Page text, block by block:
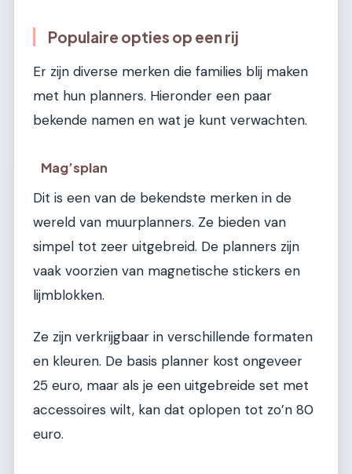
Populaire opties op een rij
Er zijn diverse merken die families blij maken
met hun planners. Hieronder een paar
bekende namen en wat je kunt verwachten.
Mag’splan
Dit is een van de bekendste merken in de
wereld van muurplanners. Ze bieden van
simpel tot zeer uitgebreid. De planners zijn
vaak voorzien van magnetische stickers en
lijmblokken.
Ze zijn verkrijgbaar in verschillende formaten
en kleuren. De basis planner kost ongeveer
25 euro, maar als je een uitgebreide set met
accessoires wilt, kan dat oplopen tot zo’n 80
euro.